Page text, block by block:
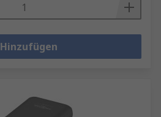
Hinzufügen